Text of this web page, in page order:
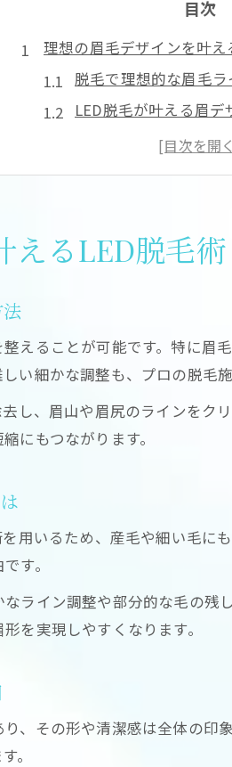
目次
理想の眉毛デザインを叶え
脱毛で理想的な眉毛
LED脱毛が叶える眉
眉毛脱毛で顔の印象
LED脱毛で理想眉を
眉毛脱毛を安全に行うなら
LED脱毛が選ばれる安
眉毛脱毛で実感でき
自己処理と違うLED脱毛
脱毛後に感じるLED脱
脱毛で剃り跡やポツ
顔全体の清潔感アップを
脱毛で顔全体の清潔感
脱毛でメイクのノリ
えるLED脱毛術
えることが可能です。特に
い細かな調整も、プロの脱毛
し、眉山や眉尻のラインをク
にもつながります。
用いるため、産毛や細い毛
す。
ライン調整や部分的な毛の
を実現しやすくなります。
、その形や清潔感は全体の
。